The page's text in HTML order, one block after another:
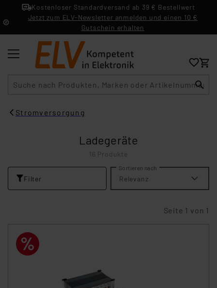
Kostenloser Standardversand ab 39 € Bestellwert
Jetzt zum ELV-Newsletter anmelden und einen 10 €
Gutschein erhalten
Stromversorgung
Ladegeräte
16 Produkte
Filter
Sortieren nach
Relevanz
Seite 1 von 1